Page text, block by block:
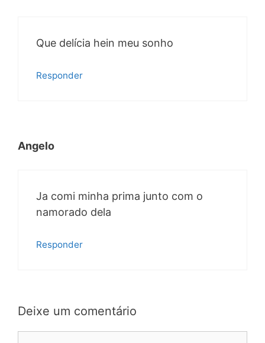
Que delícia hein meu sonho
Responder
Angelo
Ja comi minha prima junto com o
namorado dela
Responder
Deixe um comentário